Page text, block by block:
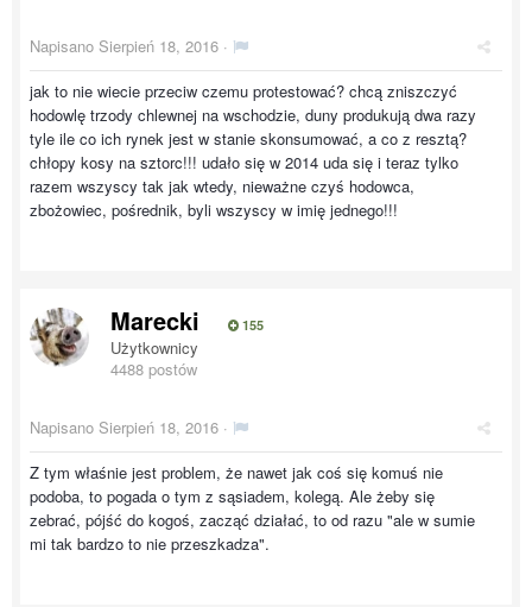
Napisano Sierpień 18, 2016 ·
jak to nie wiecie przeciw czemu protestować? chcą zniszczyć
hodowlę trzody chlewnej na wschodzie, duny produkują dwa razy
tyle ile co ich rynek jest w stanie skonsumować, a co z resztą?
chłopy kosy na sztorc!!! udało się w 2014 uda się i teraz tylko
razem wszyscy tak jak wtedy, nieważne czyś hodowca,
zbożowiec, pośrednik, byli wszyscy w imię jednego!!!
Marecki 155
Użytkownicy
4488 postów
Napisano Sierpień 18, 2016 ·
Z tym właśnie jest problem, że nawet jak coś się komuś nie
podoba, to pogada o tym z sąsiadem, kolegą. Ale żeby się
zebrać, pójść do kogoś, zacząć działać, to od razu "ale w sumie
mi tak bardzo to nie przeszkadza".